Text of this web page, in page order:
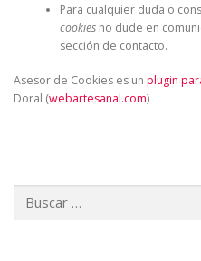
Para cualquier duda o
cookiesno dude en
sección de contacto.
Asesor de Cookies es un plugin
Doral (webartesanal.com)